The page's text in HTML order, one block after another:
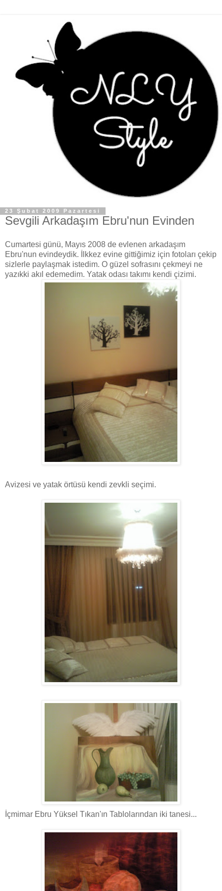
23 Şubat 2009 Pazartesi
Sevgili Arkadaşım Ebru'nun Evinden
Cumartesi günü, Mayıs 2008 de evlenen arkadaşım
Ebru'nun evindeydik. İlkkez evine gittiğimiz için fotoları çekip
sizlerle paylaşmak istedim. O güzel sofrasını çekmeyi ne
yazıkki akıl edemedim. Yatak odası takımı kendi çizimi.
Avizesi ve yatak örtüsü kendi zevkli seçimi.
İçmimar Ebru Yüksel Tıkan'ın Tablolarından iki tanesi...